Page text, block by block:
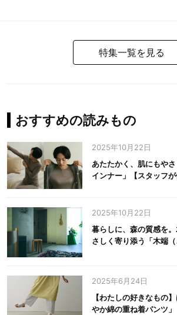
特集一覧を見る
おすすめの読みもの
2025年10月22日
あたたかく、肌にもや
インナー」【スタッフが
2025年10月22日
暮らしに、森の質感を
さしく寄り添う「木端
2025年6月24日
【わたしの好きなもの
やか綿の重ね着パンツ」